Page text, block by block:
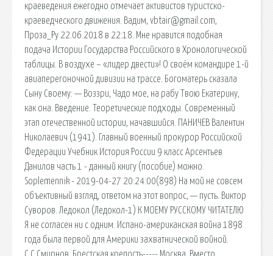
краеведения ежегодно отмечает активистов туристско-
краеведческого движения. Вадим, vbtair@gmail.com,
Проза_Ру 22.06.2018 в 22:18. Мне нравится подобная
подача Истории Государства Российского в Хронологической
таблицы. В воздухе – «лидер двести»! О своём командире 1-й
авиаперегоночной дивизии на трассе. Богоматерь сказала
Сыну Своему: — Воззри, Чадо мое, на рабу Твою Екатерину,
как она. Введение. Теоретические подходы. Современный
этап отечественной истории, начавшийся. ПАНИЧЕВ Валентин
Николаевич (1941). Главный военный прокурор Российской
Федерации Учебник История России 9 класс Арсентьев
Данилов часть 1 - данный книгу (пособие) можно.
Soplemennik - 2019-04-27 20:24:00(898) На мой не совсем
объективный взгляд, ответом на этот вопрос, — пусть. Виктор
Суворов. Ледокол (Ледокол-1) К МОЕМУ РУССКОМУ ЧИТАТЕЛЮ
Я не согласен ни с одним. Испано-американская война 1898
года была первой для Америки захватнической войной.
С.С.Смирнов. Брестская крепость----- Москва. Вместо